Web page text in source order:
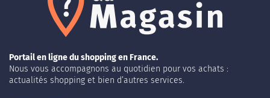
Portail en ligne du shopping en France.
Nous vous accompagnons au quotidien pour vos achats :
actualités shopping et bien d’autres services.